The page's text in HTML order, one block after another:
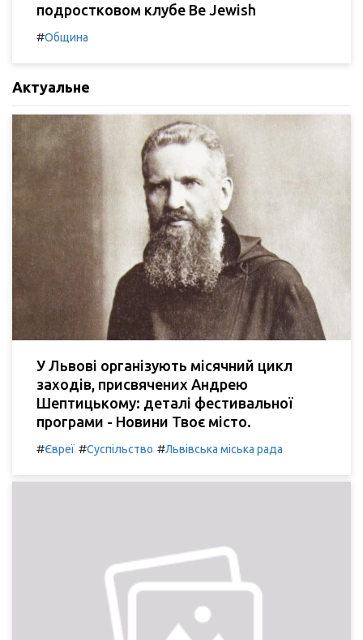
подростковом клубе Be Jewish
#Община
Актуальне
У Львові організують місячний цикл
заходів, присвячених Андрею
Шептицькому: деталі фестивальної
програми - Новини Твоє місто.
#Євреї #Суспільство #Львівська міська рада